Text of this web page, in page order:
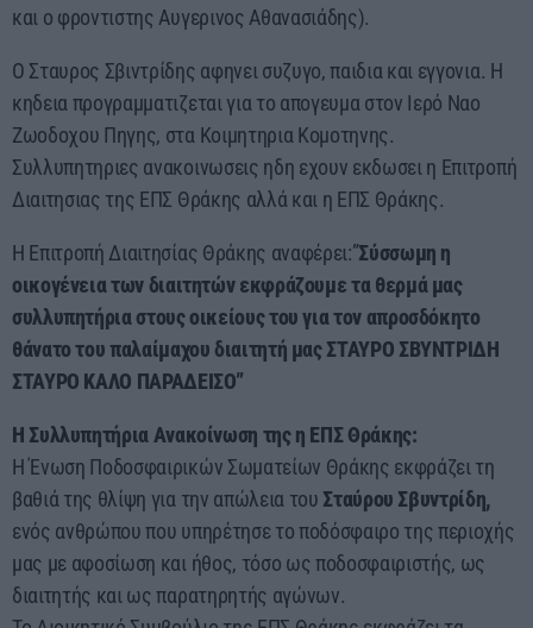
και ο φροντιστης Αυγερινος Αθανασιάδης).
Ο Σταυρος Σβιντρίδης αφηνει συζυγο, παιδια και εγγονια. Η
κηδεια προγραμματιζεται για το απογευμα στον Ιερό Ναο
Ζωοδοχου Πηγης, στα Κοιμητηρια Κομοτηνης.
Συλλυπητηριες ανακοινωσεις ηδη εχουν εκδωσει η Επιτροπή
Διαιτησιας της ΕΠΣ Θράκης αλλά και η ΕΠΣ Θράκης.
Η Επιτροπή Διαιτησίας Θράκης αναφέρει:”Σύσσωμη η
οικογένεια των διαιτητών εκφράζουμε τα θερμά μας
συλλυπητήρια στους οικείους του για τον απροσδόκητο
θάνατο του παλαίμαχου διαιτητή μας ΣΤΑΥΡΟ ΣΒΥΝΤΡΙΔΗ
ΣΤΑΥΡΟ ΚΑΛΟ ΠΑΡΑΔΕΙΣΟ”
Η Συλλυπητήρια Ανακοίνωση της η ΕΠΣ Θράκης:
Η Ένωση Ποδοσφαιρικών Σωματείων Θράκης εκφράζει τη
βαθιά της θλίψη για την απώλεια του Σταύρου Σβυντρίδη,
ενός ανθρώπου που υπηρέτησε το ποδόσφαιρο της περιοχής
μας με αφοσίωση και ήθος, τόσο ως ποδοσφαιριστής, ως
διαιτητής και ως παρατηρητής αγώνων.